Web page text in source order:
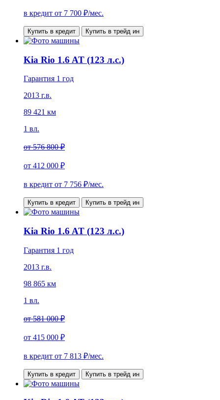
в кредит от 7 700 ₽/мес.
Купить в кредит Купить в трейд ин
Kia Rio 1.6 AT (123 л.с.)
Гарантия 1 год
2013 г.в.
89 421 км
1 вл.
от576 800 ₽
от 412 000 ₽
в кредит от 7 756 ₽/мес.
Купить в кредит Купить в трейд ин
Kia Rio 1.6 AT (123 л.с.)
Гарантия 1 год
2013 г.в.
98 865 км
1 вл.
от581 000 ₽
от 415 000 ₽
в кредит от 7 813 ₽/мес.
Купить в кредит Купить в трейд ин